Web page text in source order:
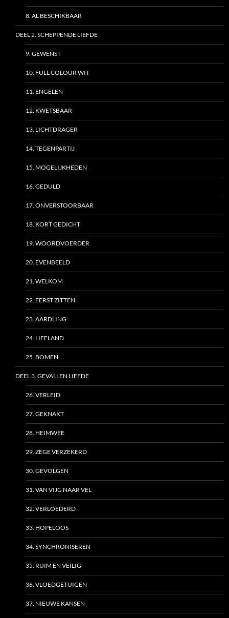
8. AL BESCHIKBAAR
DEEL 2. SCHEPPENDE LIEFDE
9. GEWENST
10. FULL COLOUR WIT
11. ENGELEN
12. KWETSBAAR
13. LICHTDRAGER
14. TEGENPARTIJ
15. MOGELIJKHEDEN
16. GEDULD
17. ONVERSTOORBAAR
18. KORT GEDICHT
19. WOORDVOERDER
20. EVENBEELD
21. WELKOM
22. EERST ZITTEN
23. AARDLING
24. LIEFLAND
25. BOMEN
DEEL 3. GEVALLEN LIEFDE
26. VERLEID
27. GEKNAKT
28. HEIMWEE
29. ZEGE VERZEKERD
30. GEVOLGEN
31. VAN VIJG NAAR VEL
32. VERLOEDERD
33. HOPELOOS
34. SYNCHRONISEREN
35. RUIM EN VEILIG
36. VLOEDGETUIGEN
37. NIEUWE KANSEN